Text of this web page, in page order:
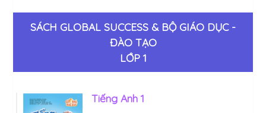
SÁCH GLOBAL SUCCESS & BỘ GIÁO DỤC -
ĐÀO TẠO
LỚP 1
Tiếng Anh 1